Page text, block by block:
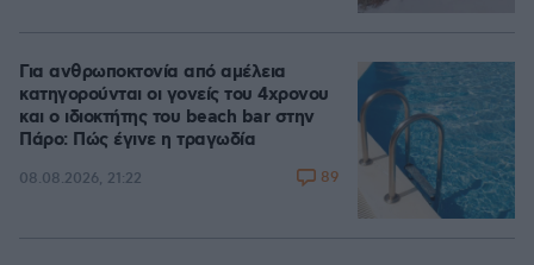
Για ανθρωποκτονία από αμέλεια
κατηγορούνται οι γονείς του 4χρονου
και ο ιδιοκτήτης του beach bar στην
Πάρο: Πώς έγινε η τραγωδία
08.08.2026, 21:22 89